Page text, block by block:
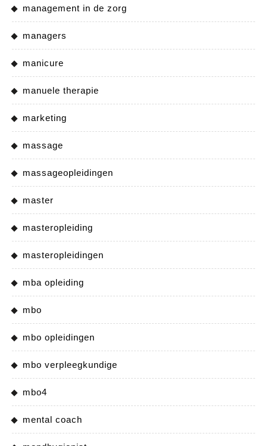
management in de zorg
managers
manicure
manuele therapie
marketing
massage
massageopleidingen
master
masteropleiding
masteropleidingen
mba opleiding
mbo
mbo opleidingen
mbo verpleegkundige
mbo4
mental coach